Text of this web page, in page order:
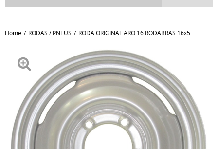
Home RODAS / PNEUS RODA ORIGINAL ARO 16 RODABRAS 16x5